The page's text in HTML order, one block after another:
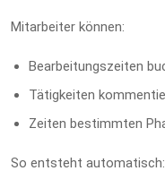
Mitarbeiter können:
Bearbeitungszeiten
Tätigkeiten
Zeiten bestimmten
So entsteht automatisch: